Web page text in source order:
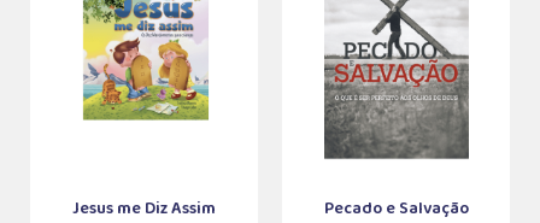
Jesus me Diz Assim Pecado e Salvação